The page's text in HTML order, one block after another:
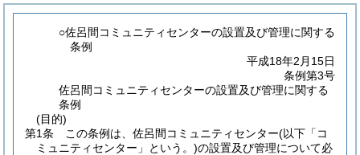
○佐呂間コミュニティセンターの設置及び管理に関する
条例
平成18年2月15日
条例第3号
佐呂間コミュニティセンターの設置及び管理に関する
条例
(目的)
第1条
この条例は、佐呂間コミュニティセンター(以下「コ
ミュニティセンター」という。)の設置及び管理について必